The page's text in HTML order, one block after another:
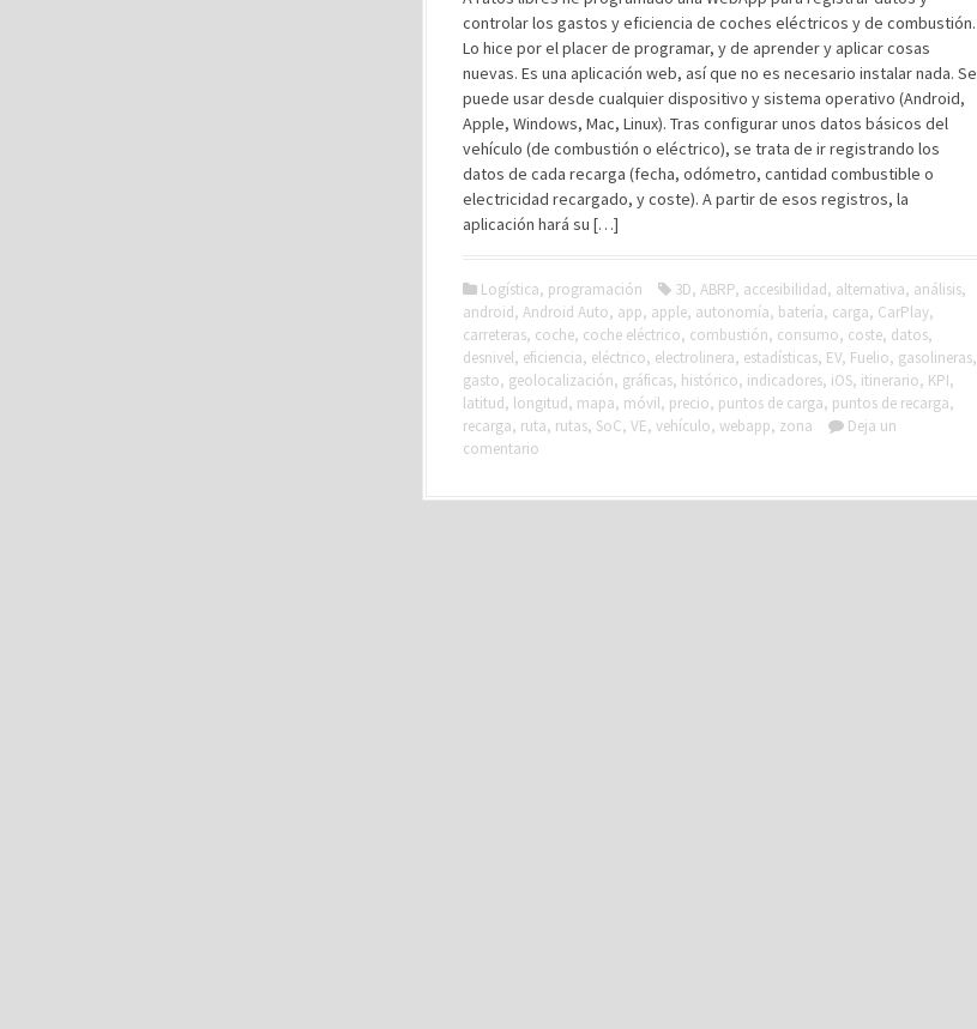
controlar los gastos y eficiencia de coches eléctricos y de combustión.
Lo hice por el placer de programar, y de aprender y aplicar cosas
nuevas. Es una aplicación web, así que no es necesario instalar nada. Se
puede usar desde cualquier dispositivo y sistema operativo (Android,
Apple, Windows, Mac, Linux). Tras configurar unos datos básicos del
vehículo (de combustión o eléctrico), se trata de ir registrando los
datos de cada recarga (fecha, odómetro, cantidad combustible o
electricidad recargado, y coste). A partir de esos registros, la
aplicación hará su […]
Logística, programación 3D, ABRP, accesibilidad, alternativa, análisis,
android, Android Auto, app, apple, autonomía, batería, carga, CarPlay,
carreteras, coche, coche eléctrico, combustión, consumo, coste, datos,
desnivel, eficiencia, eléctrico, electrolinera, estadísticas, EV, Fuelio, gasolineras,
gasto, geolocalización, gráficas, histórico, indicadores, iOS, itinerario, KPI,
latitud, longitud, mapa, móvil, precio, puntos de carga, puntos de recarga,
recarga, ruta, rutas, SoC, VE, vehículo, webapp, zona
Deja un
comentario